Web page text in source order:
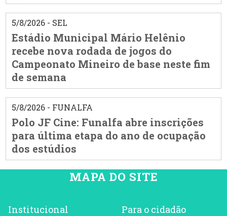
5/8/2026 - SEL
Estádio Municipal Mário Helênio
recebe nova rodada de jogos do
Campeonato Mineiro de base neste fim
de semana
5/8/2026 - FUNALFA
Polo JF Cine: Funalfa abre inscrições
para última etapa do ano de ocupação
dos estúdios
MAPA DO SITE
Institucional Para o cidadão